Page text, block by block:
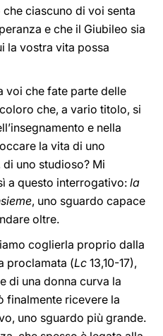
ciascuno di voi senta
e che il Giubileo sia
la vostra vita possa
voi che fate parte delle
che, a vario titolo, si
e nella
la vita di uno
uno studioso? Mi
a questo interrogativo: la
, uno sguardo capace
oltre.
coglierla proprio dalla
proclamata (Lc 13,10-17),
di una donna curva la
finalmente ricevere la
uno sguardo più grande.